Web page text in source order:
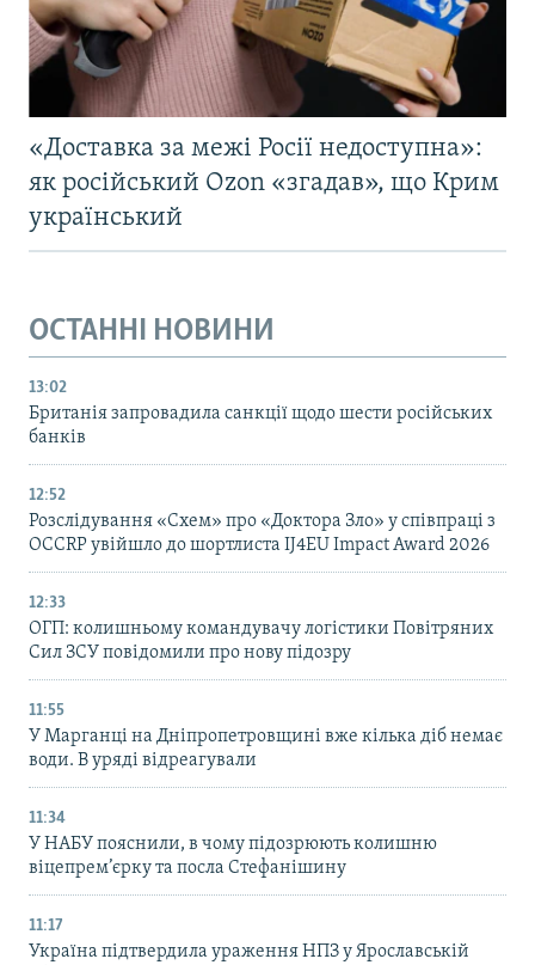
«Доставка за межі Росії недоступна»:
як російський Ozon «згадав», що Крим
український
ОСТАННІ НОВИНИ
13:02
Британія запровадила санкції щодо шести російських
банків
12:52
Розслідування «Схем» про «Доктора Зло» у співпраці з
OCCRP увійшло до шортлиста IJ4EU Impact Award 2026
12:33
ОГП: колишньому командувачу логістики Повітряних
Сил ЗСУ повідомили про нову підозру
11:55
У Марганці на Дніпропетровщині вже кілька діб немає
води. В уряді відреагували
11:34
У НАБУ пояснили, в чому підозрюють колишню
віцепрем’єрку та посла Стефанішину
11:17
Україна підтвердила ураження НПЗ у Ярославській